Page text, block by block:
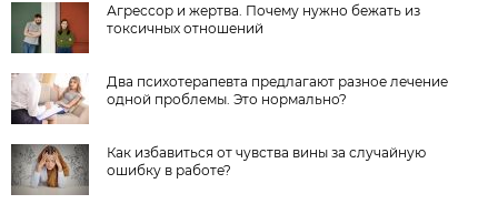
Агрессор и жертва. Почему нужно бежать из
токсичных отношений
Два психотерапевта предлагают разное лечение
одной проблемы. Это нормально?
Как избавиться от чувства вины за случайную
ошибку в работе?